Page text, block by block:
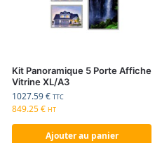
Kit Panoramique 5 Porte Affiche
Vitrine XL/A3
1027.59€ TTC
849.25€ HT
Ajouter au panier